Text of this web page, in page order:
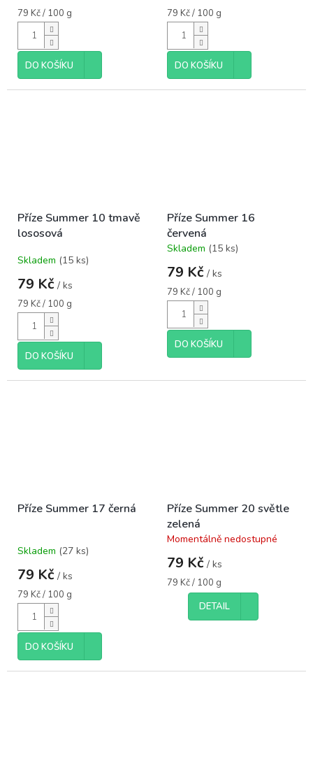
je
5,0
5
hvězdiček.
Měrná
cena:
79 Kč / 100 g
DO KOŠÍKU
je
5,0
5
hvězdiček.
Měrná
cena:
79 Kč / 100 g
DO KOŠÍKU
Příze Summer 10 tmavě
lososová
Skladem (15 ks)
79 Kč / ks
Měrná
cena:
79 Kč / 100 g
DO KOŠÍKU
Příze Summer 16
červená
Průměrné
hodnocení
produktu
je
5,0
5
hvězdiček.
Skladem (15 ks)
79 Kč / ks
Měrná
cena:
79 Kč / 100 g
DO KOŠÍKU
Příze Summer 17 černá
Skladem (27 ks)
79 Kč / ks
Měrná
cena:
79 Kč / 100 g
DO KOŠÍKU
Příze Summer 20 světle
zelená
Průměrné
hodnocení
produktu
je
Momentálně nedostupné
79 Kč / ks
Měrná
79 Kč / 100 g
DETAIL